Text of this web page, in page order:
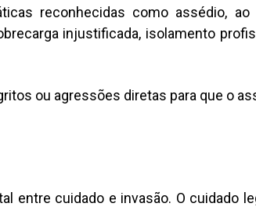
reconhecidas como assédio, ao
injustificada, isolamento
ou agressões diretas para que o
entre cuidado e invasão. O cuidado